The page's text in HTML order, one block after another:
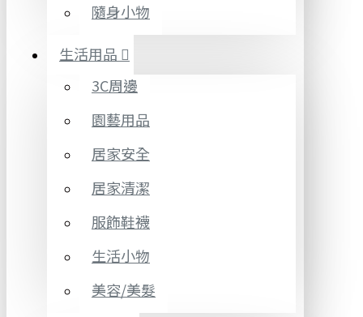
隨身小物
生活用品
3C周邊
園藝用品
居家安全
居家清潔
服飾鞋襪
生活小物
美容/美髮